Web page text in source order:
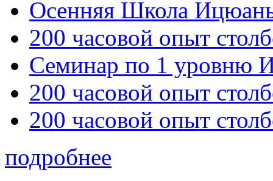
Осенняя Школа
200 часовой опыт
Семинар по 1 уровню
200 часовой опыт
200 часовой опыт
подробнее